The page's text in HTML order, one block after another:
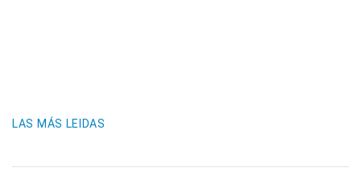
LAS MÁS LEIDAS